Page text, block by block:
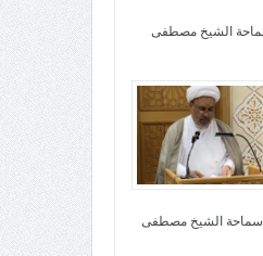
3/1447. سماحة الشيخ مصطفى
27 2/1447. سماحة الشيخ مصطفى